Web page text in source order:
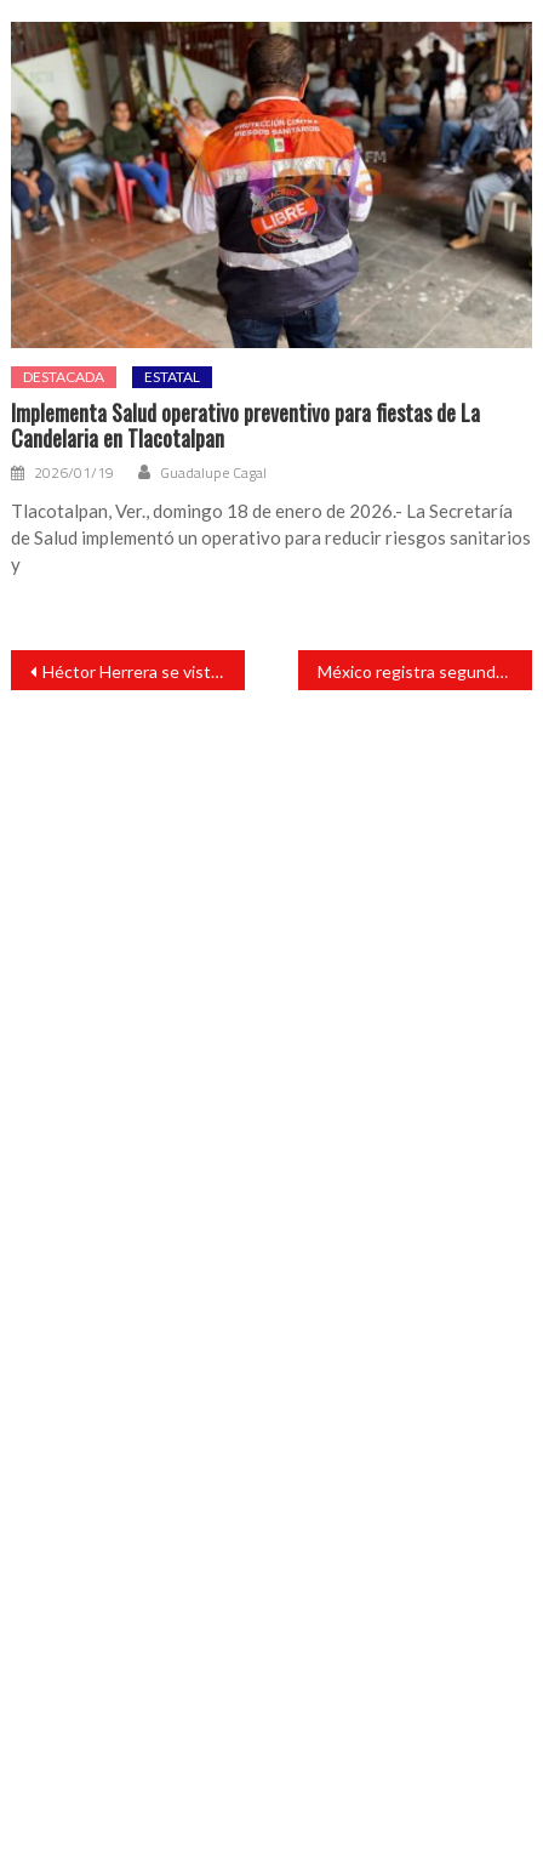
DESTACADA ESTATAL
Implementa Salud operativo preventivo para fiestas de La
Candelaria en Tlacotalpan
2026/01/19 Guadalupe Cagal
Tlacotalpan, Ver., domingo 18 de enero de 2026.- La Secretaría
de Salud implementó un operativo para reducir riesgos sanitarios
y
Navegación
entradas
Héctor Herrera se viste de héroe y pone a México en la Final de la Copa Oro México registra segundo día consecutivo con más de 19 mil contagios de coronavirus